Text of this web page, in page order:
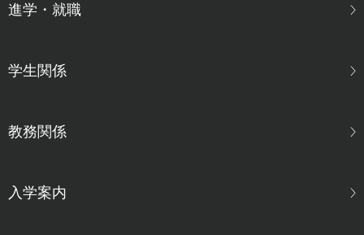
進学・就職
学生関係
教務関係
入学案内